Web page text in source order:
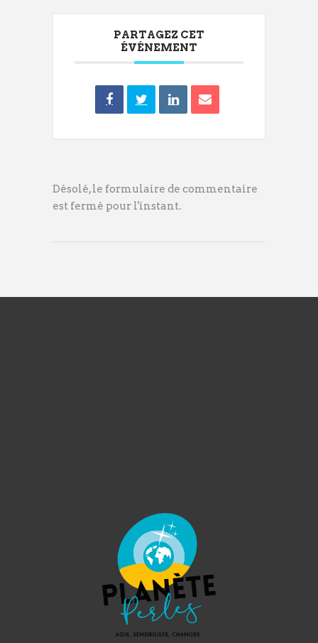
PARTAGEZ CET
ÉVÉNEMENT
Désolé, le formulaire de commentaire
est fermé pour l'instant.